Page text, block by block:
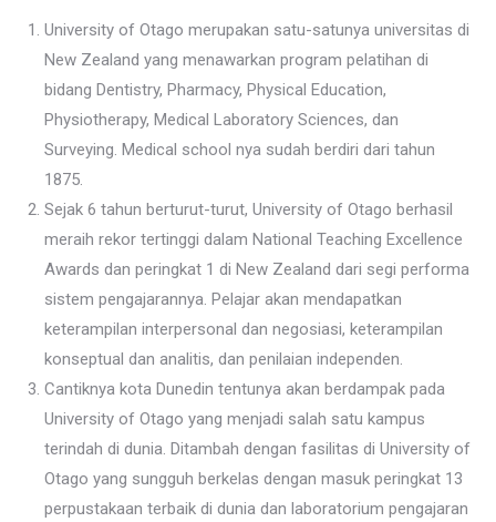
University of Otago merupakan satu-satunya universitas di
New Zealand yang menawarkan program pelatihan di
bidang Dentistry, Pharmacy, Physical Education,
Physiotherapy, Medical Laboratory Sciences, dan
Surveying. Medical school nya sudah berdiri dari tahun
1875.
Sejak 6 tahun berturut-turut, University of Otago berhasil
meraih rekor tertinggi dalam National Teaching Excellence
Awards dan peringkat 1 di New Zealand dari segi performa
sistem pengajarannya. Pelajar akan mendapatkan
keterampilan interpersonal dan negosiasi, keterampilan
konseptual dan analitis, dan penilaian independen.
Cantiknya kota Dunedin tentunya akan berdampak pada
University of Otago yang menjadi salah satu kampus
terindah di dunia. Ditambah dengan fasilitas di University of
Otago yang sungguh berkelas dengan masuk peringkat 13
perpustakaan terbaik di dunia dan laboratorium pengajaran